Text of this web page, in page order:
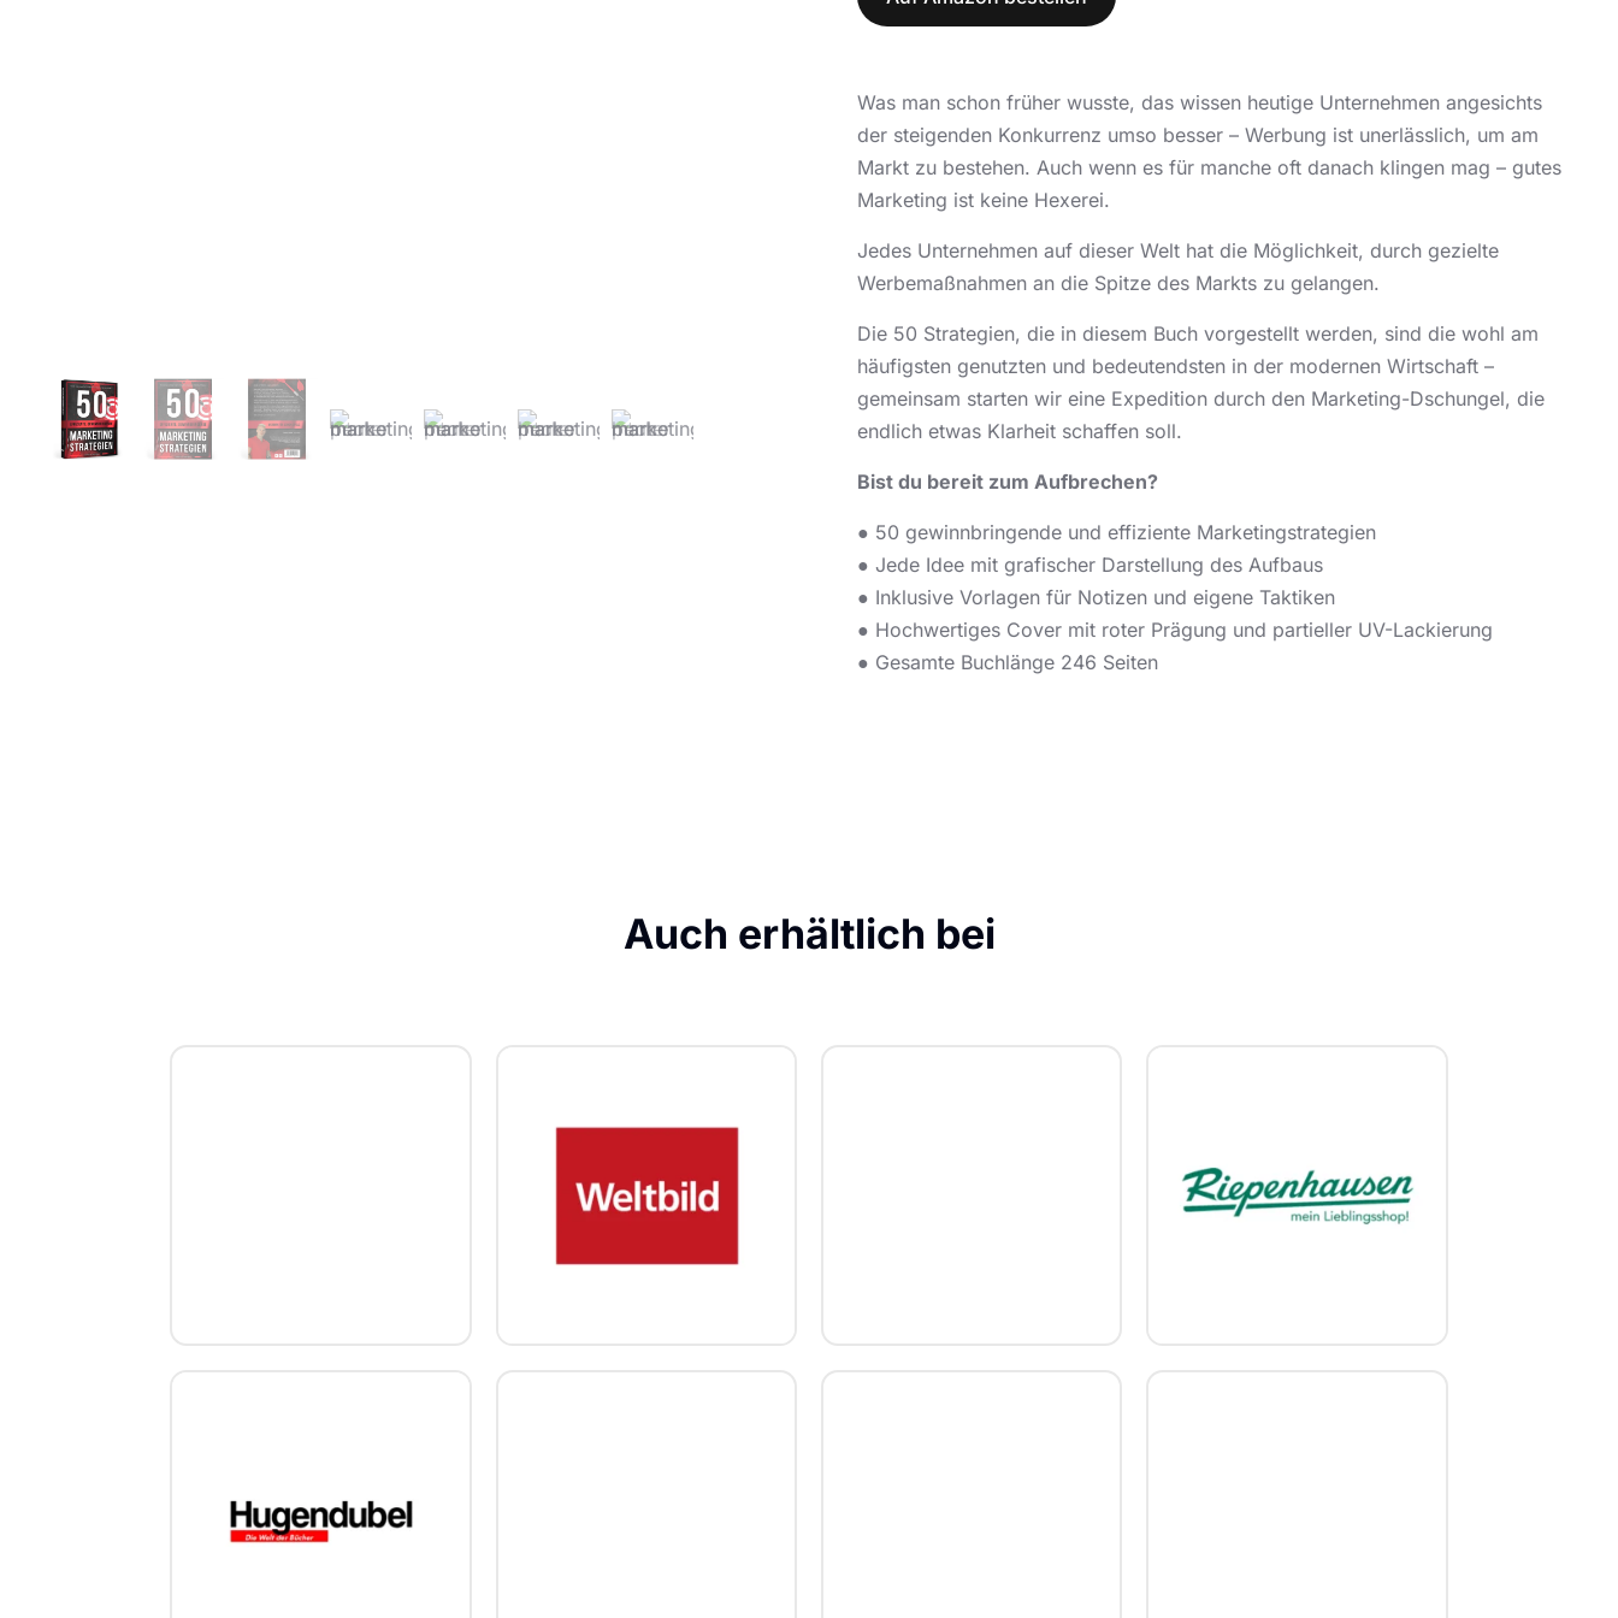
Was man schon früher wusste, das wissen heutige Unternehmen angesichts
der steigenden Konkurrenz umso besser – Werbung ist unerlässlich, um am
Markt zu bestehen. Auch wenn es für manche oft danach klingen mag – gutes
Marketing ist keine Hexerei.
Jedes Unternehmen auf dieser Welt hat die Möglichkeit, durch gezielte
Werbemaßnahmen an die Spitze des Markts zu gelangen.
Die 50 Strategien, die in diesem Buch vorgestellt werden, sind die wohl am
häufigsten genutzten und bedeutendsten in der modernen Wirtschaft –
gemeinsam starten wir eine Expedition durch den Marketing-Dschungel, die
endlich etwas Klarheit schaffen soll.
Bist du bereit zum Aufbrechen?
● 50 gewinnbringende und effiziente Marketingstrategien
● Jede Idee mit grafischer Darstellung des Aufbaus
● Inklusive Vorlagen für Notizen und eigene Taktiken
● Hochwertiges Cover mit roter Prägung und partieller UV-Lackierung
● Gesamte Buchlänge 246 Seiten
Auch erhältlich bei